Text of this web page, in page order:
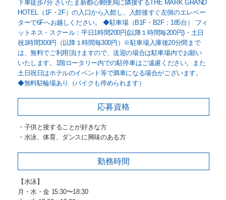
下車徒歩7分 さいたま新都心郵便局に隣接するTHE MARK GRAND
HOTEL（1F・2F）の入口から入館し、入館後すぐ左側のエレベー
ターで6Fへお越しください。 ◆駐車場（B1F・B2F：185台） フィ
ットネス・スクール：平日1時間200円(以降１時間毎200円)・土日
祝1時間300円（以降１時間毎300円）※駐車場入庫後20分間まで
は、無料でご利用頂けますので、送迎の場合は駐車場内でお願い
いたします。1階ロータリー内での駐停車はご遠慮ください。また
土日祝日はホテルのイベント等で満車になる場合がございます。
◆無料駐輪場あり（バイクも停められます）
応募資格
・子供と接することが好きな方
・水泳、体育、ダンスに興味のある方
勤務時間
【水泳】
月・水・金 15:30〜18:30